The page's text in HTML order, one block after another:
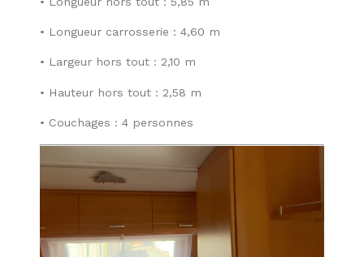
• Longueur carrosserie : 4,60 m
• Largeur hors tout : 2,10 m
• Hauteur hors tout : 2,58 m
• Couchages : 4 personnes
vidéo